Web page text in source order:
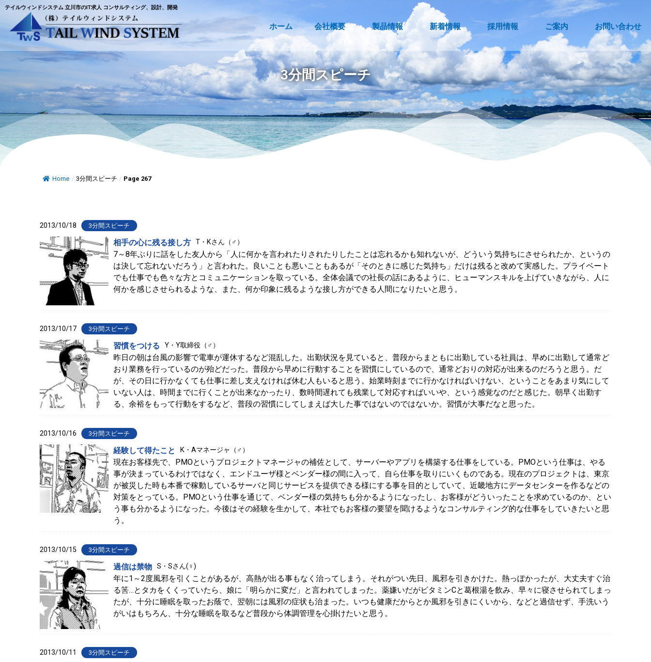
テイルウィンドシステム 立川市のIT求人 コンサルティング、設計、開発
ホーム 会社概要 製品情報 新着情報 採用情報 ご案内 お問い合わせ
3分間スピーチ
Home / 3分間スピーチ / Page 267
2013/10/18 3分間スピーチ
相手の心に残る接し方 T・Kさん（♂）
7～8年ぶりに話をした友人から「人に何かを言われたりされたりしたことは忘れるかも知れないが、どういう気持ちにさせられたか、というの
は決して忘れないだろう」と言われた。良いことも悪いこともあるが「そのときに感じた気持ち」だけは残ると改めて実感した。プライベート
でも仕事でも色々な方とコミュニケーションを取っている。全体会議での社長の話にあるように、ヒューマンスキルを上げていきながら、人に
何かを感じさせられるような、また、何か印象に残るような接し方ができる人間になりたいと思う。
2013/10/17 3分間スピーチ
習慣をつける Y・Y取締役（♂）
昨日の朝は台風の影響で電車が運休するなど混乱した。出勤状況を見ていると、普段からまともに出勤している社員は、早めに出勤して通常ど
おり業務を行っているのが殆どだった。普段から早めに行動することを習慣にしているので、通常どおりの対応が出来るのだろうと思う。だ
が、その日に行かなくても仕事に差し支えなければ休む人もいると思う。始業時刻までに行かなければいけない、ということをあまり気にして
いない人は、時間までに行くことが出来なかったり、数時間遅れても残業して対応すればいいや、という感覚なのだと感じた。朝早く出勤す
る、余裕をもって行動をするなど、普段の習慣にしてしまえば大した事ではないのではないか。習慣が大事だなと思った。
2013/10/16 3分間スピーチ
経験して得たこと K・Aマネージャ（♂）
現在お客様先で、PMOというプロジェクトマネージャの補佐として、サーバーやアプリを構築する仕事をしている。PMOという仕事は、やる
事が決まっているわけではなく、エンドユーザ様とベンダー様の間に入って、自ら仕事を取りにいくものである。現在のプロジェクトは、東京
が被災した時も本番で稼動しているサーバと同じサービスを提供できる様にする事を目的としていて、近畿地方にデータセンターを作るなどの
対策をとっている。PMOという仕事を通じて、ベンダー様の気持ちも分かるようになったし、お客様がどういったことを求めているのか、とい
う事も分かるようになった。今後はその経験を生かして、本社でもお客様の要望を聞けるようなコンサルティング的な仕事をしていきたいと思
う。
2013/10/15 3分間スピーチ
過信は禁物 S・Sさん(♀)
年に1～2度風邪を引くことがあるが、高熱が出る事もなく治ってしまう。それがつい先日、風邪を引きかけた。熱っぽかったが、大丈夫すぐ治
る筈…とタカをくくっていたら、娘に「明らかに変だ」と言われてしまった。薬嫌いだがビタミンCと葛根湯を飲み、早々に寝させられてしまっ
たが、十分に睡眠を取ったお蔭で、翌朝には風邪の症状も治まった。いつも健康だからとか風邪を引きにくいから、などと過信せず、手洗いう
がいはもちろん、十分な睡眠を取るなど普段から体調管理を心掛けたいと思う。
2013/10/11 3分間スピーチ